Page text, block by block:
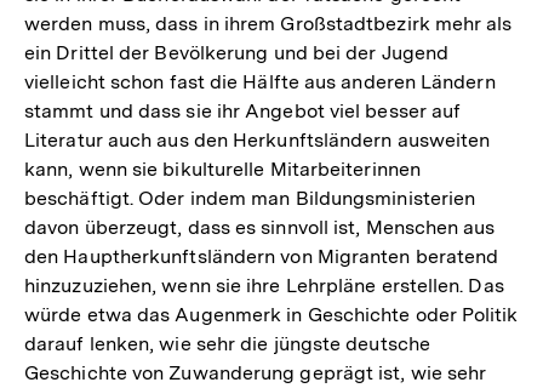
werden muss, dass in ihrem Großstadtbezirk mehr als
ein Drittel der Bevölkerung und bei der Jugend
vielleicht schon fast die Hälfte aus anderen Ländern
stammt und dass sie ihr Angebot viel besser auf
Literatur auch aus den Herkunftsländern ausweiten
kann, wenn sie bikulturelle Mitarbeiterinnen
beschäftigt. Oder indem man Bildungsministerien
davon überzeugt, dass es sinnvoll ist, Menschen aus
den Hauptherkunftsländern von Migranten beratend
hinzuzuziehen, wenn sie ihre Lehrpläne erstellen. Das
würde etwa das Augenmerk in Geschichte oder Politik
darauf lenken, wie sehr die jüngste deutsche
Geschichte von Zuwanderung geprägt ist, wie sehr